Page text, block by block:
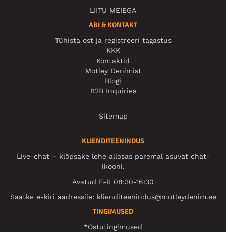
LIITU MEIEGA
ABI & KONTAKT
Tühista ost ja registreeri tagastus
KKK
Kontaktid
Motley Denimist
Blogi
B2B Inquiries
Sitemap
KLIENDITEENINDUS
Live-chat – klõpsake lehe allosas paremal asuvat chat-
ikooni.
Avatud E-R 08:30-16:30
Saatke e-kiri aadressile: klienditeenindus@motleydenim.ee
TINGIMUSED
*Ostutingimused